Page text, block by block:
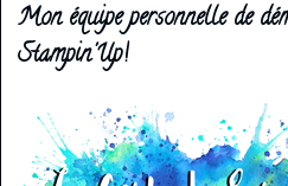
Mon équipe personnelle de
Stampin'Up!